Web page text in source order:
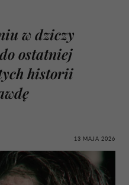
w dziczy
ostatniej
historii
13 MAJA 2026